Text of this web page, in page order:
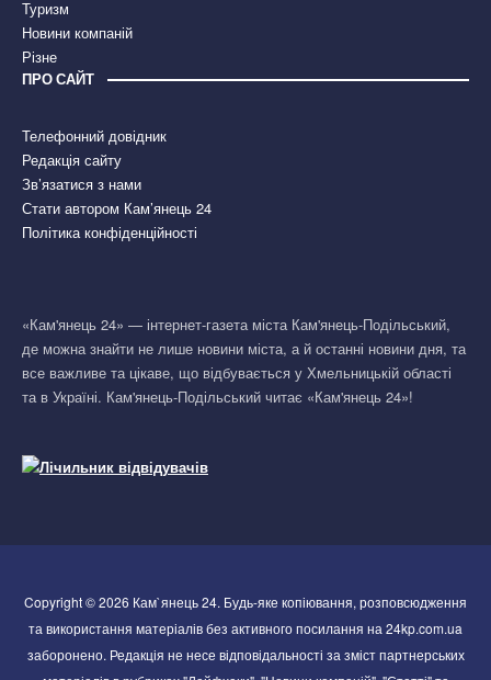
Туризм
Новини компаній
Різне
ПРО САЙТ
Телефонний довідник
Редакція сайту
Зв’язатися з нами
Стати автором Кам’янець 24
Політика конфіденційності
«Кам'янець 24» — інтернет-газета міста Кам'янець-Подільський,
де можна знайти не лише новини міста, а й останні новини дня, та
все важливе та цікаве, що відбувається у Хмельницькій області
та в Україні. Кам'янець-Подільський читає «Кам'янець 24»!
Copyright © 2026 Кам`янець 24. Будь-яке копіювання, розповсюдження
та використання матеріалів без активного посилання на 24kp.com.ua
заборонено. Редакція не несе відповідальності за зміст партнерських